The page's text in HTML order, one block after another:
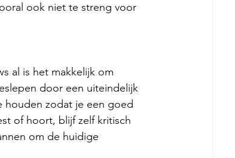
ook niet te streng voor
al is het makkelijk om
door een uiteindelijk
houden zodat je een goed
of hoort, blijf zelf kritisch
om de huidige